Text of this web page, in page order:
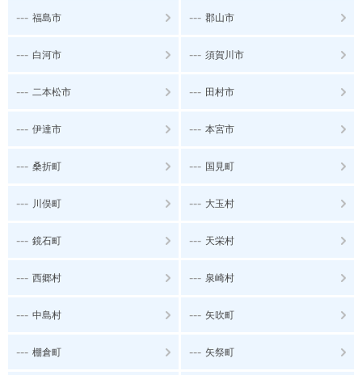
--- 福島市 --- 郡山市
--- 白河市 --- 須賀川市
--- 二本松市 --- 田村市
--- 伊達市 --- 本宮市
--- 桑折町 --- 国見町
--- 川俣町 --- 大玉村
--- 鏡石町 --- 天栄村
--- 西郷村 --- 泉崎村
--- 中島村 --- 矢吹町
--- 棚倉町 --- 矢祭町